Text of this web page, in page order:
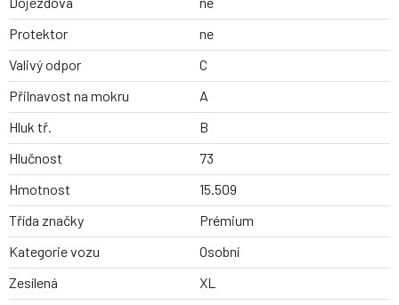
Protektor
ne
Valivý odpor
C
Přilnavost na mokru
A
Hluk tř.
B
Hlučnost
73
Hmotnost
15.509
Třída značky
Prémium
Kategorie vozu
Osobní
Zesílená
XL